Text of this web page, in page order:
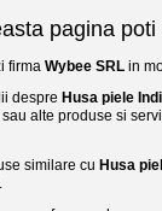
pagina poti
firma Wybee SRL in
despre Husa piele
sau alte produse si
similare cu Husa
.